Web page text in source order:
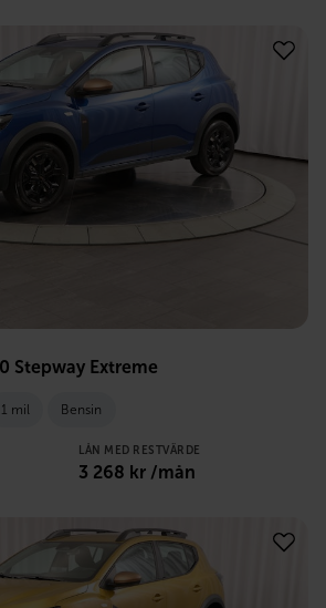
Stepway Extreme
1 mil Bensin
LÅN MED RESTVÄRDE
3 268 kr /mån